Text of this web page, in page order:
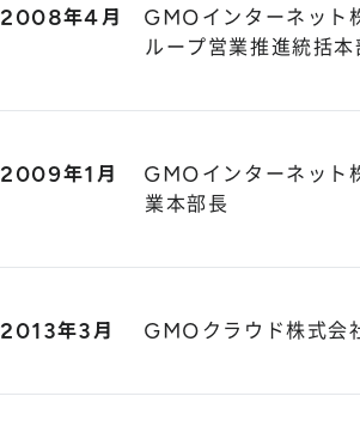
2008年4月
GMOインターネット
ループ営業推進統括本
2009年1月
GMOインターネット
業本部長
2013年3月 GMOクラウド株式会